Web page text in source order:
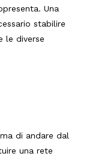
Una
stabilire
le diverse
di andare dal
una rete